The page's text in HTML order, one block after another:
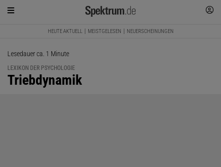
HEUTE AKTUELL MEISTGELESEN NEUERSCHEINUNGEN
Lesedauer ca. 1 Minute
LEXIKON DER PSYCHOLOGIE
:
Triebdynamik